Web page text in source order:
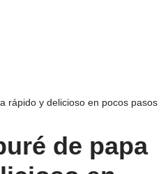
rápido y delicioso en pocos pasos
de papa